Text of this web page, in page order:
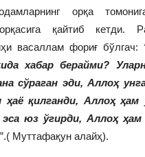
орқа
қайтиб кетди.
васаллам фориғ бўлгач:
хабар берайми?
сўраган эди, Аллоҳ
ҳаё қилганди, Аллоҳ ҳам
юз ўгирди, Аллоҳ
Муттафақун алайҳ).